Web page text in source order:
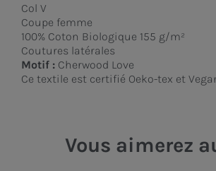
Col V
Coupe femme
100% Coton Biologique 155 g/m²
Coutures latérales
Motif : Cherwood Love
Ce textile est certifié Oeko-tex et
Vous aimerez